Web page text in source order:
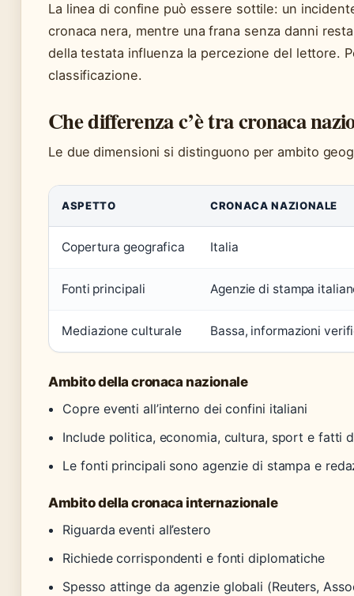
La linea di confine può essere sottile: un
cronaca nera, mentre una frana senza danni
della testata influenza la percezione del lettore.
classificazione.
Che differenza c’è tra cronaca
Le due dimensioni si distinguono per ambito
ASPETTO CRONACA NAZIONALE
Copertura geografica Italia
Fonti principali Agenzie di stampa
Mediazione culturale Bassa, informazioni
Ambito della cronaca nazionale
Copre eventi all’interno dei confini italiani
Include politica, economia, cultura, sport e fatti
Le fonti principali sono agenzie di stampa e
Ambito della cronaca internazionale
Riguarda eventi all’estero
Richiede corrispondenti e fonti diplomatiche
Spesso attinge da agenzie globali (Reuters,